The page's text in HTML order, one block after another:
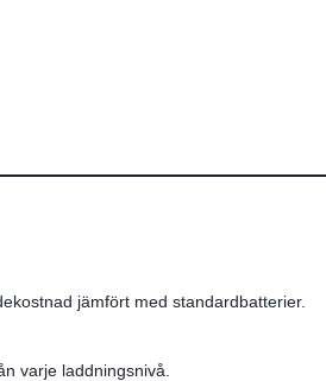
jämfört med standardbatterier.
varje laddningsnivå.